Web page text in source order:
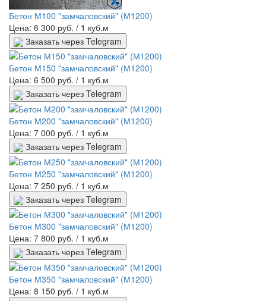
Бетон М100 "замчаловский" (М1200)
Цена: 6 300 руб. / 1 куб.м
Заказать через Telegram
Бетон М150 "замчаловский" (М1200)
Цена: 6 500 руб. / 1 куб.м
Заказать через Telegram
Бетон М200 "замчаловский" (М1200)
Цена: 7 000 руб. / 1 куб.м
Заказать через Telegram
Бетон М250 "замчаловский" (М1200)
Цена: 7 250 руб. / 1 куб.м
Заказать через Telegram
Бетон М300 "замчаловский" (М1200)
Цена: 7 800 руб. / 1 куб.м
Заказать через Telegram
Бетон М350 "замчаловский" (М1200)
Цена: 8 150 руб. / 1 куб.м